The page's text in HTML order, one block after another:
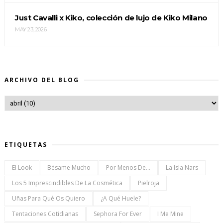
Just Cavalli x Kiko, colección de lujo de Kiko Milano
MAY 23, 2026
ARCHIVO DEL BLOG
ETIQUETAS
El Look Bésame Mucho Por Menos De...
La Isla Nars
Los 5 Imprescindibles De La Cosmética
Pielroja
Uñas Para Qué Os Quiero
¿a Qué Huele?
Tentaciones Cotidianas
Sephora For Ever
I Me Mine